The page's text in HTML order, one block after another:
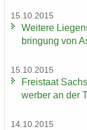
15.10.2015
Wei­te­re
brin­gung von
15.10.2015
Frei­staat
wer­ber an der
14.10.2015